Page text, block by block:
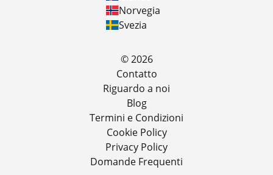
Norvegia
Svezia
© 2026
Contatto
Riguardo a noi
Blog
Termini e Condizioni
Cookie Policy
Privacy Policy
Domande Frequenti